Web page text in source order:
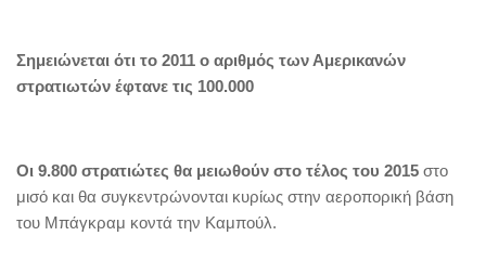
Σημειώνεται ότι το 2011 ο αριθμός των Αμερικανών
στρατιωτών έφτανε τις 100.000
Οι 9.800 στρατιώτες θα μειωθούν στο τέλος του 2015 στο
μισό και θα συγκεντρώνονται κυρίως στην αεροπορική βάση
του Μπάγκραμ κοντά την Καμπούλ.